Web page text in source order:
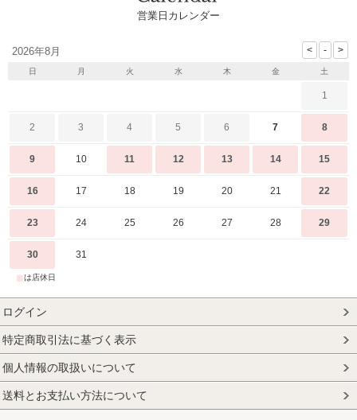
営業日カレンダー
2026年8月
日 月 火 水 木 金 土
1
2 3 4 5 6 7 8
9 10 11 12 13 14 15
16 17 18 19 20 21 22
23 24 25 26 27 28 29
30 31
■は店休日
ログイン
特定商取引法に基づく表示
個人情報の取扱いについて
送料とお支払い方法について